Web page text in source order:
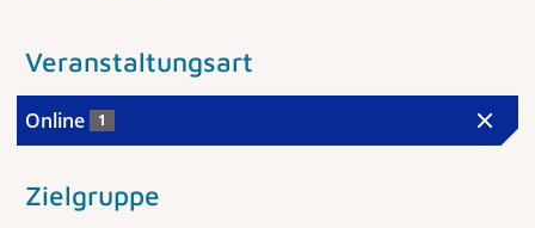
Veranstaltungsart
Online 1
Zielgruppe